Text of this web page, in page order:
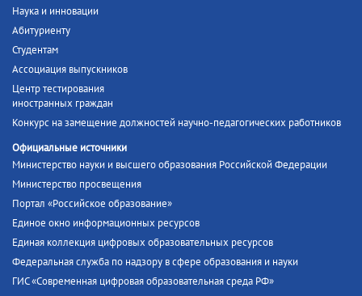
Наука и инновации
Абитуриенту
Студентам
Ассоциация выпускников
Центр тестирования
иностранных граждан
Конкурс на замещение должностей научно-педагогических работников
Официальные источники
Министерство науки и высшего образования Российской Федерации
Министерство просвещения
Портал «Российское образование»
Единое окно информационных ресурсов
Единая коллекция цифровых образовательных ресурсов
Федеральная служба по надзору в сфере образования и науки
ГИС «Современная цифровая образовательная среда РФ»